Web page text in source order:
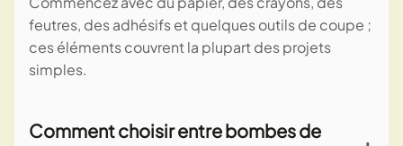
feutres, des adhésifs et quelques outils de coupe ;
ces éléments couvrent la plupart des projets
simples.
Comment choisir entre bombes de